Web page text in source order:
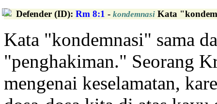
Defender (ID): Rm 8:1 - kondemnasi Kata
Kata "kondemnasi" sama
"penghakiman." Seorang
mengenai keselamatan,